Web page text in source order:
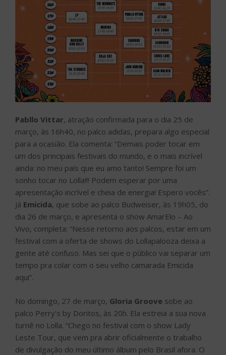
Pabllo Vittar, atração confirmada para o dia 25 de
março, às 16h40, no palco adidas, prepara algo especial
para a ocasião. Ela comenta: “Demais poder tocar em
um dos principais festivais do mundo, e o mais incrível
ainda: no meu país que eu amo tanto! Sempre foi um
sonho tocar no Lolla!!! Podem esperar por uma
apresentação incrível e cheia de energia! Espero vocês”.
Já Emicida, que sobe ao palco Budweiser, às 19h05, do
dia 26 de março, e apresenta o show AmarElo – Ao
Vivo, completa: “Nesse retorno aos palcos, estar em um
festival com a oferta de shows do Lollapalooza deixa a
gente até confuso. Mas sei que o público vai separar um
tempo pra colar com o seu velho camarada Emicida
aqui”.
No domingo, 27 de março, Gloria Groove sobe ao
palco Perry’s by Doritos, às 20h. Ela estreia a sua nova
turnê no Lolla. “Chego no festival com o show Lady
Leste Tour, que vem pra abrir oficialmente o trabalho
de divulgação do meu último álbum pelo Brasil afora. O